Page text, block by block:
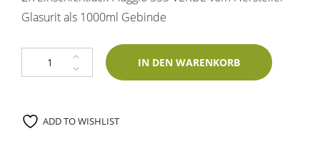
Glasurit als 1000ml Gebinde
Gebinde Piaggio 333 Verde 1000ml 2K Glasurit-Einschichtlack Menge
IN DEN WARENKORB
ADD TO WISHLIST